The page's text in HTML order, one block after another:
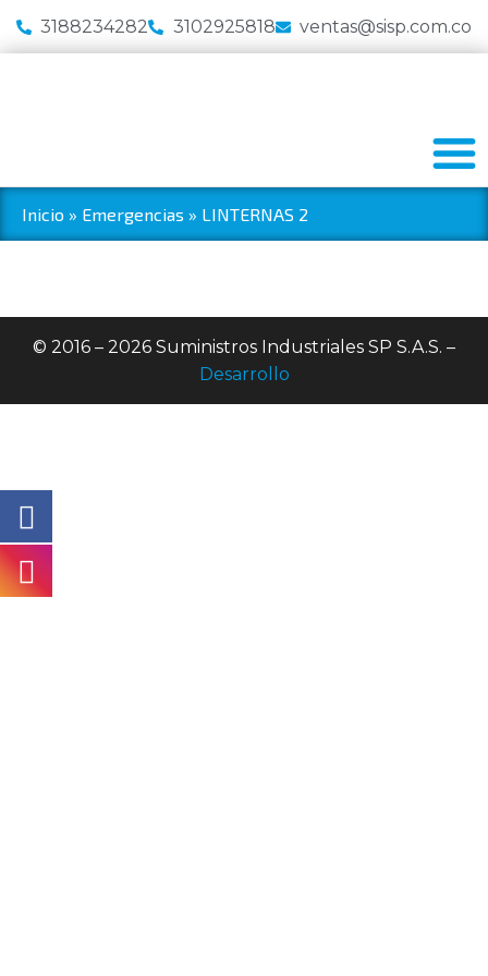
3188234282 3102925818 ventas@sisp.com.co
Inicio » Emergencias » LINTERNAS 2
© 2016 – 2026 Suministros Industriales SP S.A.S. –
Desarrollo